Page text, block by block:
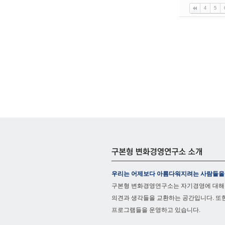
4 5
우리는 어제보다 아름다워지려는 사람들
구본형 변화경영연구소는 자기경영에 대
의견과 생각들을 교환하는 공간입니다. 또
프로그램들을 운영하고 있습니다.